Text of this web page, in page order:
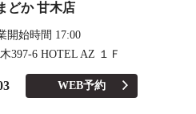
どか 甘木店
開始時間 17:00
397-6 HOTEL AZ １Ｆ
WEB予約